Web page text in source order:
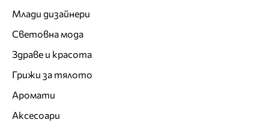
Млади дизайнери
Световна мода
Здраве и красота
Грижи за тялото
Аромати
Аксесоари